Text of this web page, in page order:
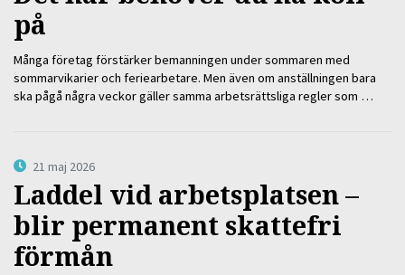
på
Många företag förstärker bemanningen under sommaren med
sommarvikarier och feriearbetare. Men även om anställningen bara
ska pågå några veckor gäller samma arbetsrättsliga regler som …
21 maj 2026
Laddel vid arbetsplatsen –
blir permanent skattefri
förmån